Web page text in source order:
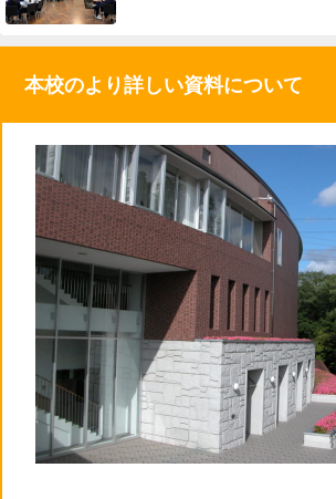
本校のより詳しい資料について